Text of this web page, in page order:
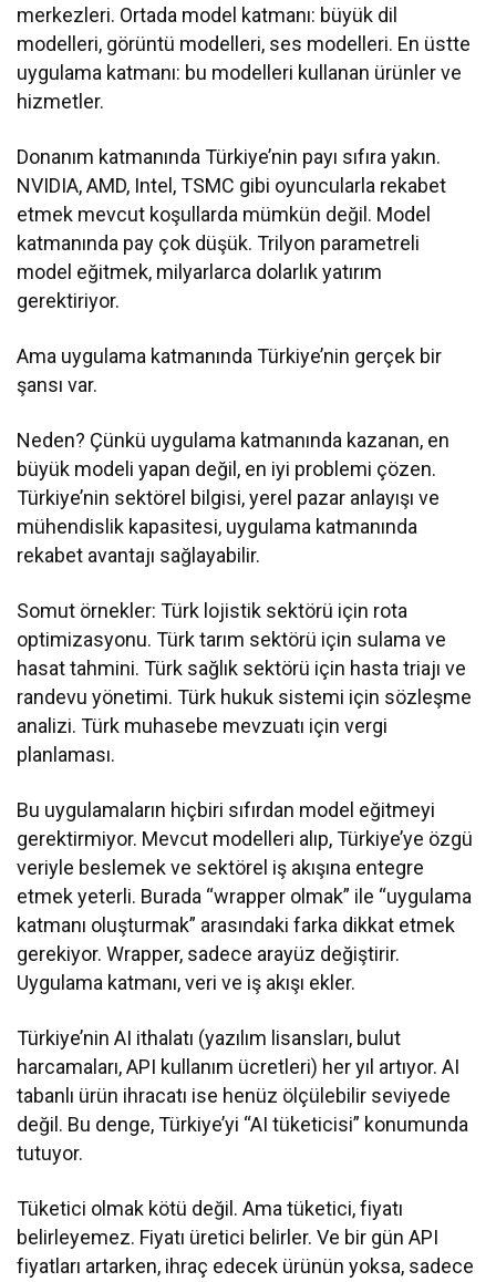
merkezleri. Ortada model katmanı: büyük dil
modelleri, görüntü modelleri, ses modelleri. En üstte
uygulama katmanı: bu modelleri kullanan ürünler ve
hizmetler.
Donanım katmanında Türkiye’nin payı sıfıra yakın.
NVIDIA, AMD, Intel, TSMC gibi oyuncularla rekabet
etmek mevcut koşullarda mümkün değil. Model
katmanında pay çok düşük. Trilyon parametreli
model eğitmek, milyarlarca dolarlık yatırım
gerektiriyor.
Ama uygulama katmanında Türkiye’nin gerçek bir
şansı var.
Neden? Çünkü uygulama katmanında kazanan, en
büyük modeli yapan değil, en iyi problemi çözen.
Türkiye’nin sektörel bilgisi, yerel pazar anlayışı ve
mühendislik kapasitesi, uygulama katmanında
rekabet avantajı sağlayabilir.
Somut örnekler: Türk lojistik sektörü için rota
optimizasyonu. Türk tarım sektörü için sulama ve
hasat tahmini. Türk sağlık sektörü için hasta triajı ve
randevu yönetimi. Türk hukuk sistemi için sözleşme
analizi. Türk muhasebe mevzuatı için vergi
planlaması.
Bu uygulamaların hiçbiri sıfırdan model eğitmeyi
gerektirmiyor. Mevcut modelleri alıp, Türkiye’ye özgü
veriyle beslemek ve sektörel iş akışına entegre
etmek yeterli. Burada “wrapper olmak” ile “uygulama
katmanı oluşturmak” arasındaki farka dikkat etmek
gerekiyor. Wrapper, sadece arayüz değiştirir.
Uygulama katmanı, veri ve iş akışı ekler.
Türkiye’nin AI ithalatı (yazılım lisansları, bulut
harcamaları, API kullanım ücretleri) her yıl artıyor. AI
tabanlı ürün ihracatı ise henüz ölçülebilir seviyede
değil. Bu denge, Türkiye’yi “AI tüketicisi” konumunda
tutuyor.
Tüketici olmak kötü değil. Ama tüketici, fiyatı
belirleyemez. Fiyatı üretici belirler. Ve bir gün API
fiyatları artarken, ihraç edecek ürünün yoksa, sadece